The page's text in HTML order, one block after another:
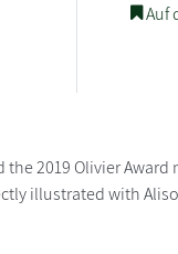
Auf
the 2019 Olivier
illustrated with